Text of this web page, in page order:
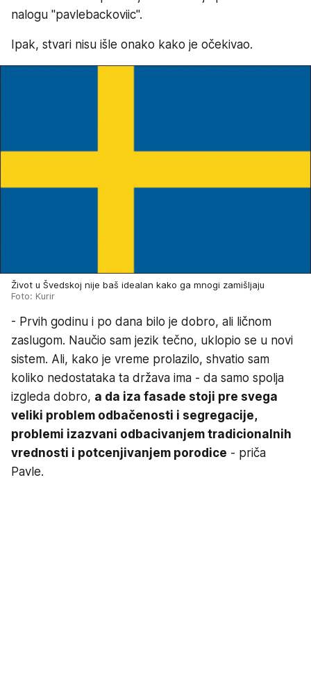
nalogu "pavlebackoviic".
Ipak, stvari nisu išle onako kako je očekivao.
Život u Švedskoj nije baš idealan kako ga mnogi zamišljaju
Foto: Kurir
- Prvih godinu i po dana bilo je dobro, ali ličnom
zaslugom. Naučio sam jezik tečno, uklopio se u novi
sistem. Ali, kako je vreme prolazilo, shvatio sam
koliko nedostataka ta država ima - da samo spolja
izgleda dobro, a da iza fasade stoji pre svega
veliki problem odbačenosti i segregacije,
problemi izazvani odbacivanjem tradicionalnih
vrednosti i potcenjivanjem porodice - priča
Pavle.